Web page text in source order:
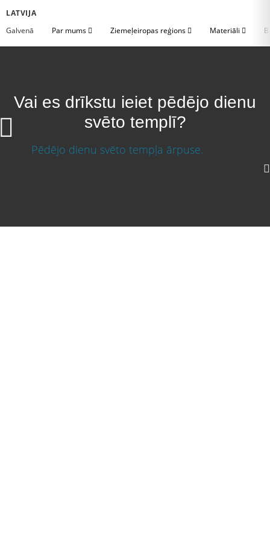
LATVIJA
Galvenā
Par mums Ziemeļeiropas reģions Materiāli
Vai es drīkstu ieiet pēdējo dienu
svēto templī?